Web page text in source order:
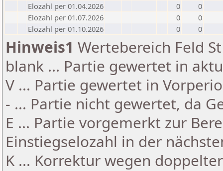
Elozahl per 01.04.2026
0
0
Elozahl per 01.07.2026
0
0
Elozahl per 01.10.2026
0 0
Hinweis1 Wertebereich Feld
blank ... Partie gewertet in
V ... Partie gewertet in
- ... Partie nicht gewertet, da
E ... Partie vorgemerkt zur
Einstiegselozahl in der
K ... Korrektur wegen